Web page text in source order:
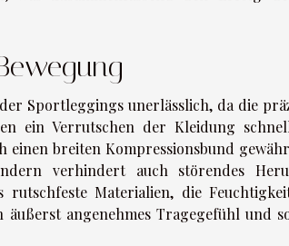
Sportleggings unerlässlich, da die
ein Verrutschen der Kleidung
breiten Kompressionsbund
verhindert auch störendes
rutschfeste Materialien, die
äußerst angenehmes Tragegefühl und